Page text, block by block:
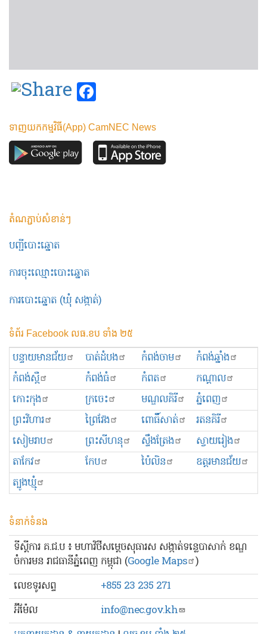
ទាញយកកម្មវិធី(App) CamNEC News
តំណភ្ជាប់សំខាន់ៗ
បញ្ជីបោះឆ្នោត
ការចុះឈ្មោះបោះឆ្នោត
ការបោះឆ្នោត (ឃុំ សង្កាត់)
ទំព័រ Facebook លធ.ខប ទាំង ២៥
បន្ទាយមានជ័យ បាត់ដំបង កំពង់ចាម
កំពង់ឆ្នាំង
កំពង់ស្ពឺ
កំពង់ធំ កំពត
កណ្ដាល
កោះកុង
ក្រចេះ មណ្ឌលគិរី
ភ្នំពេញ
ព្រះ​វិហារ
ព្រៃវែង ពោធិ៍សាត់
រតនគិរី
សៀមរាប
ព្រះសីហនុ ស្ទឹងត្រែង
ស្វាយរៀង
តាកែវ
កែប ប៉ៃលិន
ឧត្ដរមានជ័យ
ត្បូងឃ្មុំ
ទំនាក់ទំនង
ទីស្ដីការ គ.ជ.ប ៖ មហាវិថីសម្ដេចសុធារស សង្កាត់ទន្លេបាសាក់ ខណ្ឌ
ចំការមន រាជធានីភ្នំពេញ កម្ពុជា (Google Maps )
លេខ​ទូរសព្ទ
+855 23 235 271
អ៊ីម៉ែល
info@nec.gov.kh